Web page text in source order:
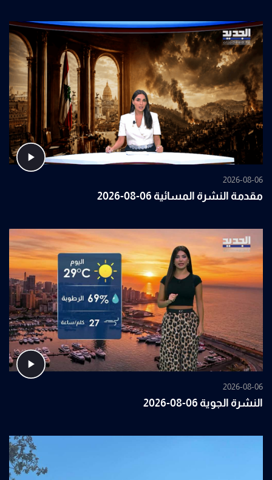
2026-08-06
مقدمة النشرة المسائية 06-08-2026
2026-08-06
النشرة الجوية 06-08-2026